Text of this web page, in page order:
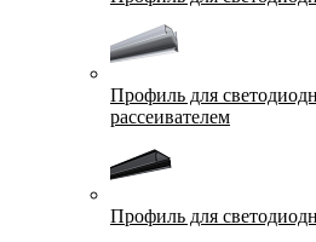
Профиль для
рассеивателем
Профиль для